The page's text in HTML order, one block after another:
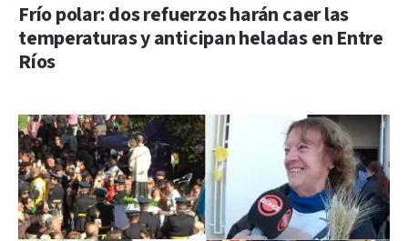
Frío polar: dos refuerzos harán caer las
temperaturas y anticipan heladas en Entre
Ríos